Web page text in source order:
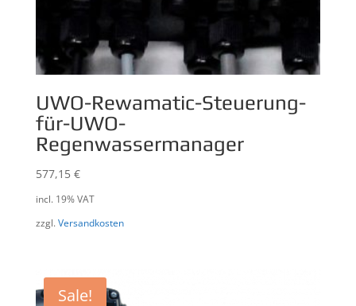
UWO-Rewamatic-Steuerung-
für-UWO-
Regenwassermanager
577,15 €
incl. 19% VAT
zzgl. Versandkosten
Sale!